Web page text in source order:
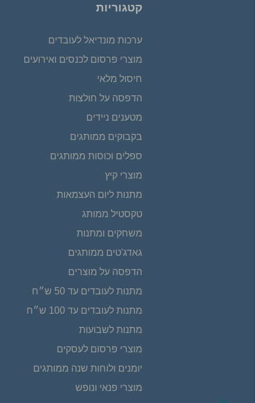
קטגוריות
ערכות מונדיאל לעובדים
מוצרי פרסום לכנסים ואירועים
חיסול מלאי
הדפסה על חולצות
מטענים ניידים
בקבוקים ממותגים
ספלים וכוסות ממותגים
מוצרי קיץ
מתנות ליום העצמאות
טקסטיל ממותג
משחקים ומתנות
גאדג'טים ממותגים
הדפסה על מוצרים
מתנות לעובדים עד 50 ש״ח
מתנות לעובדים עד 100 ש״ח
מתנות לשבועות
מוצרי פרסום לעסקים
יומנים ולוחות שנה ממותגים
מוצרי פנאי ונופש